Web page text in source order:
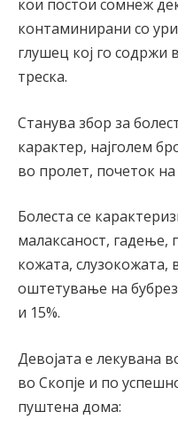
кои постои сомнеж
контаминирани со
глушец кој го содржи
треска.
Станува збор за
карактер, најголем
во пролет, почеток
Болеста се
малаксаност,
кожата,
oштетување на
и 15%.
Девојата е лекувана
во Скопје и по
пуштена дома: